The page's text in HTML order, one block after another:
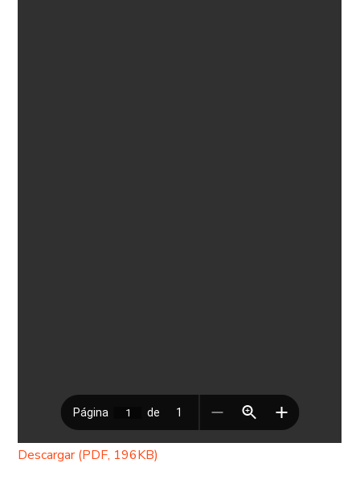
Descargar (PDF, 196KB)